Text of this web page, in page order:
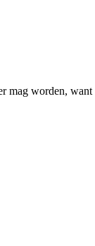
mag worden,